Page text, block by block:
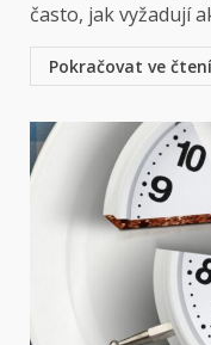
často, jak vyžadují
Pokračovat ve čtení